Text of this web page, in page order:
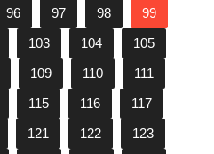
96 97 98
99
103 104
105
109 110
111
115 116
117
121 122
123